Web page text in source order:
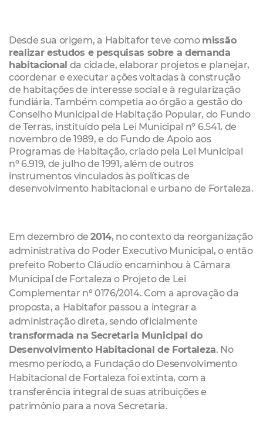
Desde sua origem, a Habitafor teve como missão
realizar estudos e pesquisas sobre a demanda
habitacional da cidade, elaborar projetos e planejar,
coordenar e executar ações voltadas à construção
de habitações de interesse social e à regularização
fundiária. Também competia ao órgão a gestão do
Conselho Municipal de Habitação Popular, do Fundo
de Terras, instituído pela Lei Municipal nº 6.541, de
novembro de 1989, e do Fundo de Apoio aos
Programas de Habitação, criado pela Lei Municipal
nº 6.919, de julho de 1991, além de outros
instrumentos vinculados às políticas de
desenvolvimento habitacional e urbano de Fortaleza.
Em dezembro de2014, no contexto da reorganização
administrativa do Poder Executivo Municipal, o então
prefeito Roberto Cláudio encaminhou à Câmara
Municipal de Fortaleza o Projeto de Lei
Complementar nº 0176/2014. Com a aprovação da
proposta, a Habitafor passou a integrar a
administração direta, sendo oficialmente
transformada na Secretaria Municipal do
Desenvolvimento Habitacional de Fortaleza. No
mesmo período, a Fundação do Desenvolvimento
Habitacional de Fortaleza foi extinta, com a
transferência integral de suas atribuições e
patrimônio para a nova Secretaria.